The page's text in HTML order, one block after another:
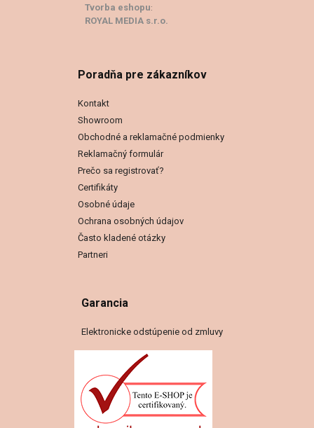
Tvorba eshopu:
ROYAL MEDIA s.r.o.
Poradňa pre zákazníkov
Kontakt
Showroom
Obchodné a reklamačné podmienky
Reklamačný formulár
Prečo sa registrovať?
Certifikáty
Osobné údaje
Ochrana osobných údajov
Často kladené otázky
Partneri
Garancia
Elektronicke odstúpenie od zmluvy